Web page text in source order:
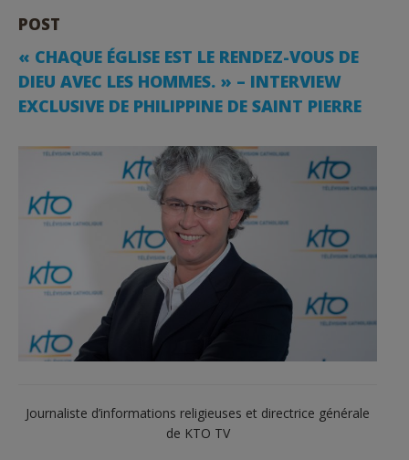
POST
« CHAQUE ÉGLISE EST LE RENDEZ-VOUS DE
DIEU AVEC LES HOMMES. » – INTERVIEW
EXCLUSIVE DE PHILIPPINE DE SAINT PIERRE
Journaliste d’informations religieuses et directrice générale
de KTO TV